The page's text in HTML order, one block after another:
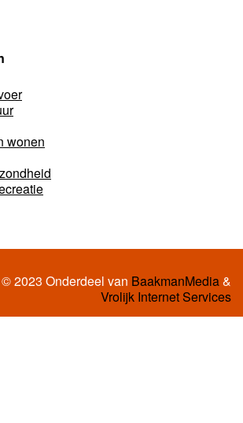
wonen
2023 Onderdeel van BaakmanMedia&
Vrolijk Internet Services